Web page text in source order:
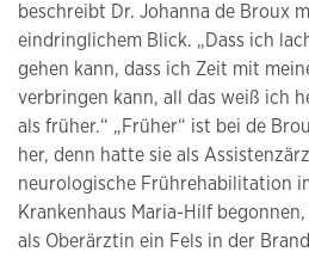
beschreibt Dr. Johanna de Broux
eindringlichem Blick. „Dass ich
gehen kann, dass ich Zeit mit
verbringen kann, all das weiß ich
als früher.“ „Früher“ ist bei de
her, denn hatte sie als
neurologische Frührehabilitation
Krankenhaus Maria-Hilf
als Oberärztin ein Fels in der